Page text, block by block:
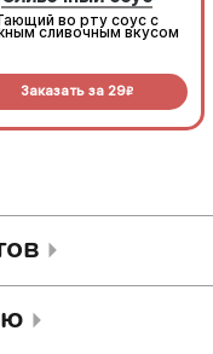
во рту соус с
сливочным вкусом
Заказать за 29R